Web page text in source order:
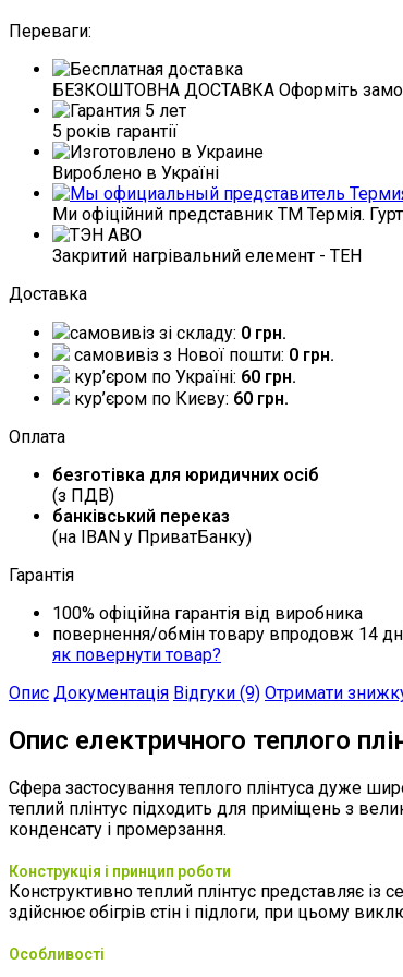
Переваги:
БЕЗКОШТОВНА ДОСТАВКА Оформіть
5 років гарантії
Вироблено в Україні
Ми офіційний представник ТМ Термія.
Закритий нагрівальний елемент - ТЕН
Доставка
самовивіз зі складу: 0 грн.
самовивіз з Нової пошти: 0 грн.
кур’єром по Україні: 60 грн.
кур’єром по Києву: 60 грн.
Оплата
безготівка для юридичних осіб
(з ПДВ)
банківський переказ
(на IBAN у ПриватБанку)
Гарантія
100% офіційна гарантія від виробника
повернення/обмін товару впродовж 14
як повернути товар?
Опис Документація Відгуки (9) Отримати
Опис електричного теплого
Сфера застосування теплого плінтуса дуже
теплий плінтус підходить для приміщень з
конденсату і промерзання.
Конструкція і принцип роботи
Конструктивно теплий плінтус представляє із
здійснює обігрів стін і підлоги, при цьому
Особливості